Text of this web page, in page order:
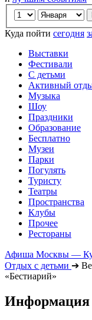
Куда пойти сегодня
Выставки
Фестивали
С детьми
Активный
Музыка
Шоу
Праздники
Образование
Бесплатно
Музеи
Парки
Погулять
Туристу
Театры
Пространства
Клубы
Прочее
Рестораны
Афиша Москвы —
Отдых с детьми ➔
«Бестиарий»
Информация